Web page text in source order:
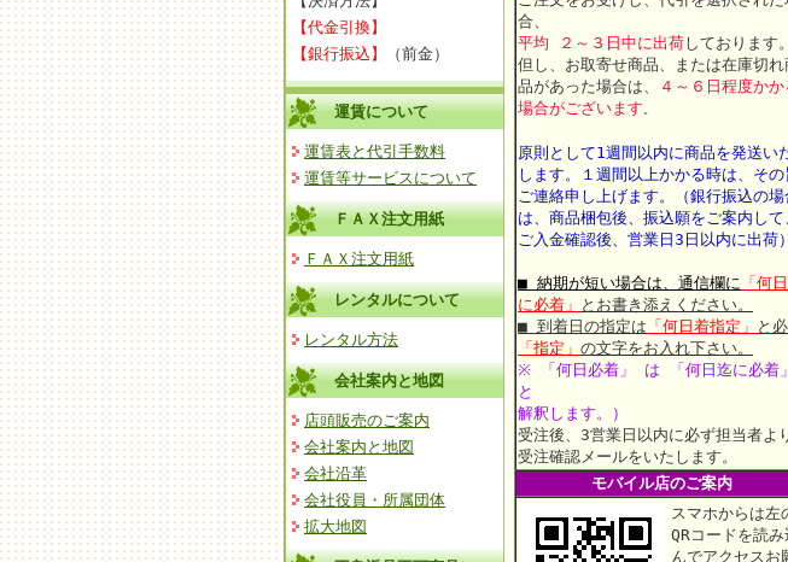
【代金引換】
【銀行振込】
（前金）
運賃について
運賃表と代引手数料
運賃等サービスについて
ＦＡＸ注文用紙
ＦＡＸ注文用紙
レンタルについて
レンタル方法
会社案内と地図
店頭販売のご案内
会社案内と地図
会社沿革
会社役員・所属団体
拡大地図
合、
平均 ２～３日中に出荷しております。
但し、お取寄せ商品、または在庫切れ
品があった場合は、
４～６日程度かか
場合がございます
原則として1週間以内に商品を発送い
します。
１週間以上かかる時は、その
ご連絡申し上げます。
（銀行振込の
は、商品梱包後、振込願をご案内して
ご入金確認後、営業日3日以内に出荷）
■ 納期が短い場合は、通信欄に 「何
に必着」 とお書き添えください。
■ 到着日の指定は 「何日着指定」 と
「指定」 の文字をお入れ下さい。
※ 「何日必着」 は 「何日迄に必着」
と
解釈します。）
受注後、3営業日以内に必ず担当者よ
受注確認メールをいたします。
モバイル店のご案内
スマホからは左
QRコードを読み
んでアクセスお